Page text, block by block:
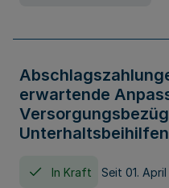
erwartende
In Kraft Seit 01.